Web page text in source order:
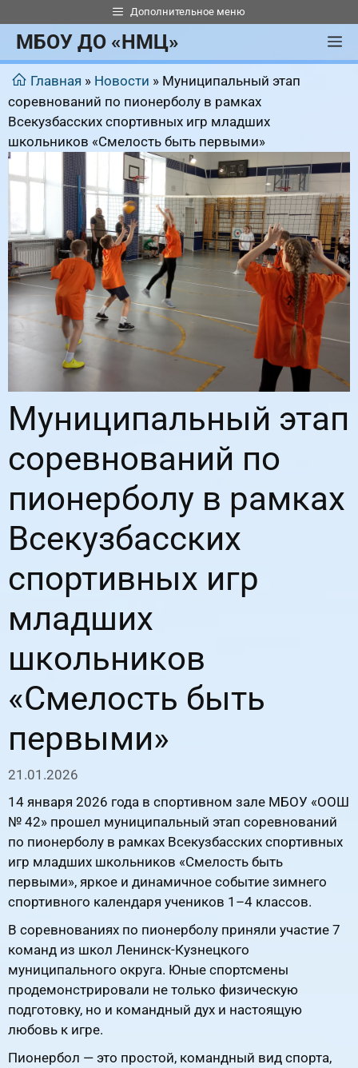
к
содержимому
Дополнительное меню
МБОУ ДО «НМЦ»
Главная » Новости » Муниципальный этап
соревнований по пионерболу в рамках
Всекузбасских спортивных игр младших
школьников «Смелость быть первыми»
Муниципальный этап
соревнований по
пионерболу в рамках
Всекузбасских
спортивных игр
младших
школьников
«Смелость быть
первыми»
21.01.2026
14 января 2026 года в спортивном зале МБОУ «ООШ
№ 42» прошел муниципальный этап соревнований
по пионерболу в рамках Всекузбасских спортивных
игр младших школьников «Смелость быть
первыми», яркое и динамичное событие зимнего
спортивного календаря учеников 1–4 классов.
В соревнованиях по пионерболу приняли участие 7
команд из школ Ленинск-Кузнецкого
муниципального округа. Юные спортсмены
продемонстрировали не только физическую
подготовку, но и командный дух и настоящую
любовь к игре.
Пионербол — это простой, командный вид спорта,